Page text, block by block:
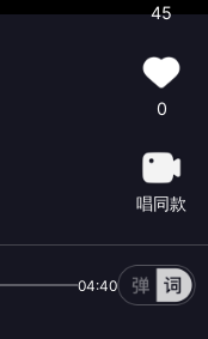
45
0
唱同款
04:40